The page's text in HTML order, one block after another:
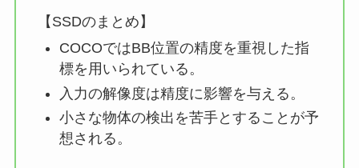
【SSDのまとめ】
COCOではBB位置の精度を重視した指
標を用いられている。
入力の解像度は精度に影響を与える。
小さな物体の検出を苦手とすることが予
想される。